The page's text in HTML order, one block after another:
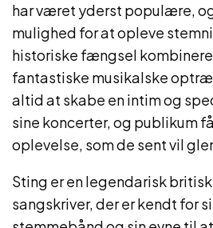
har været yderst populære,
mulighed for at opleve
historiske fængsel
fantastiske musikalske
altid at skabe en intim og
sine koncerter, og publikum
oplevelse, som de sent vil
Sting er en legendarisk
sangskriver, der er kendt for